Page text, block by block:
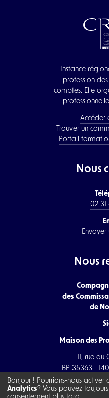
Instance
profession
comptes. Elle
Accéder
Trouver un
Portail
Nous
02
Envoyer
Nous
des
de
Maison des
11, rue
BP 35363 -
Bonjour ! Pourrions-nous
Analytics? Vous pouvez